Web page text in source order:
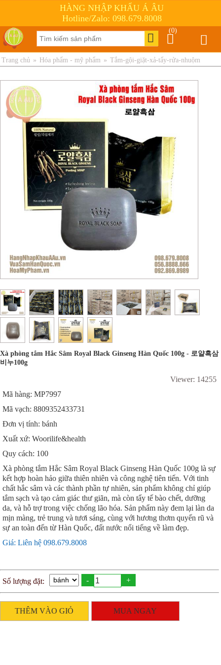
HÀNG NHẬP KHẨU Á ÂU
Hotline/Zalo: 098.679.8008
(0)
Trang chủ » Hóa phẩm - mỹ phẩm » Tắm-gội-giặt-xả-tẩy-rửa-nhuộm
Xà phòng tắm Hắc Sâm Royal Black Ginseng Hàn Quốc 100g - 로얄흑삼
비누100g
Viewer: 14255
Mã hàng: MP7997
Mã vạch: 8809352433731
Đơn vị tính: bánh
Xuất xứ: Woorilife&health
Quy cách: 100
Xà phòng tắm Hắc Sâm Royal Black Ginseng Hàn Quốc 100g là sự
kết hợp hoàn hảo giữa thiên nhiên và công nghệ tiên tiến. Với tinh
chất hắc sâm và các thành phần tự nhiên, sản phẩm không chỉ giúp
tắm sạch và tạo cảm giác thư giãn, mà còn tẩy tế bào chết, dưỡng
da, và hỗ trợ trong việc chống lão hóa. Sản phẩm này đem lại làn da
mịn màng, trẻ trung và tươi sáng, cùng với hương thơm quyến rũ và
sự an toàn đến từ Hàn Quốc, đất nước nổi tiếng về làm đẹp.
Giá: Liên hệ 098.679.8008
Số lượng đặt: - +
THÊM VÀO GIỎ MUA NGAY